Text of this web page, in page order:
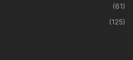
(61)
(125)